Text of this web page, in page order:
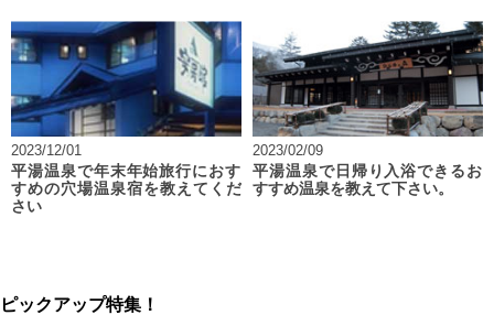
2023/12/01
平湯温泉で年末年始旅行におす
すめの穴場温泉宿を教えてくだ
さい
2023/02/09
平湯温泉で日帰り入浴できるお
すすめ温泉を教えて下さい。
ピックアップ特集！